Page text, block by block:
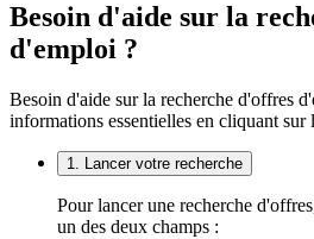
Besoin d'aide sur la
d'emploi ?
Besoin d'aide sur la recherche d'offres
informations essentielles en cliquant sur
1. Lancer votre recherche
Pour lancer une recherche
un des deux champs :